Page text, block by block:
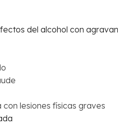
del alcohol con
lesiones físicas graves